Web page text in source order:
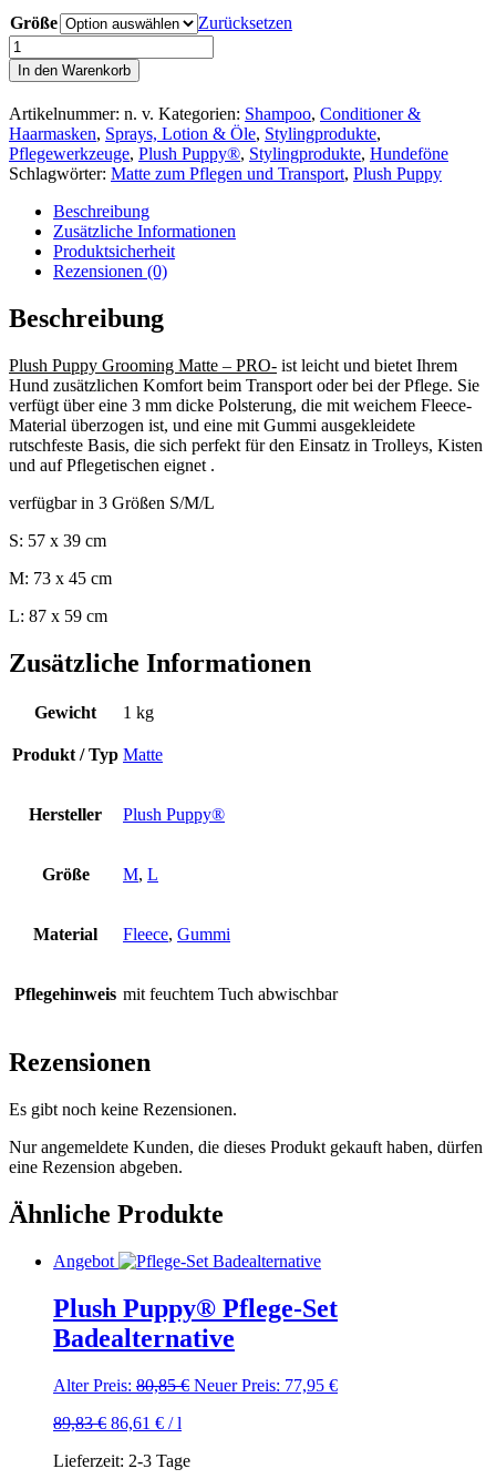
Größe
Zurücksetzen
Plush
Puppy®
Grooming
Matte
–
PRO-
*NEU*
Menge
In den Warenkorb
Artikelnummer: n. v. Kategorien: Shampoo, Conditioner &
Haarmasken, Sprays, Lotion & Öle, Stylingprodukte,
Pflegewerkzeuge, Plush Puppy®, Stylingprodukte, Hundeföne
Schlagwörter: Matte zum Pflegen und Transport, Plush Puppy
Beschreibung
Zusätzliche Informationen
Produktsicherheit
Rezensionen (0)
Beschreibung
Plush Puppy Grooming Matte – PRO- ist leicht und bietet Ihrem
Hund zusätzlichen Komfort beim Transport oder bei der Pflege. Sie
verfügt über eine 3 mm dicke Polsterung, die mit weichem Fleece-
Material überzogen ist, und eine mit Gummi ausgekleidete
rutschfeste Basis, die sich perfekt für den Einsatz in Trolleys, Kisten
und auf Pflegetischen eignet .
verfügbar in 3 Größen S/M/L
S: 57 x 39 cm
M: 73 x 45 cm
L: 87 x 59 cm
Zusätzliche Informationen
Gewicht 1 kg
Produkt / Typ Matte
Hersteller Plush Puppy®
Größe M, L
Material Fleece, Gummi
Pflegehinweis mit feuchtem Tuch abwischbar
Rezensionen
Es gibt noch keine Rezensionen.
Nur angemeldete Kunden, die dieses Produkt gekauft haben, dürfen
eine Rezension abgeben.
Ähnliche Produkte
Angebot
Plush Puppy® Pflege-Set
Badealternative
Alter Preis: 80,85€ Ursprünglicher
Neuer Preis: 77,95 €Aktueller
89,83€ 86,61 € /l
Lieferzeit: 2-3 Tage